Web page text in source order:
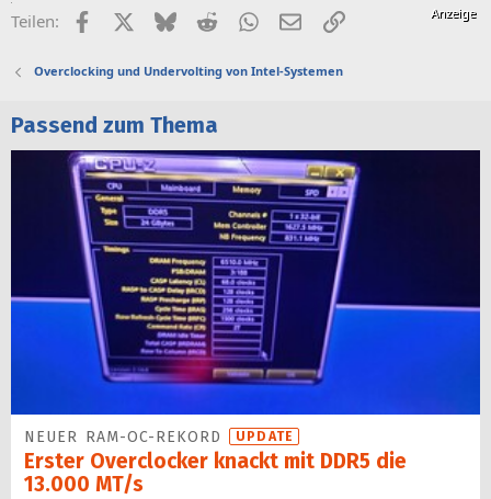
Teilen: FacebookX (Twitter)
BlueskyRedditWhatsApp
E-MailLink
Overclocking und Undervolting von Intel-Systemen
Passend zum Thema
NEUER RAM-OC-REKORD UPDATE
Erster Overclocker knackt mit DDR5 die
13.000 MT/s